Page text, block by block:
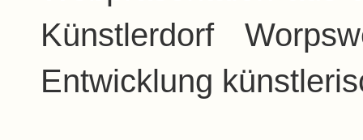
Künstlerdorf
Entwicklung